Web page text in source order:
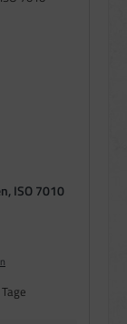
ISO 7010